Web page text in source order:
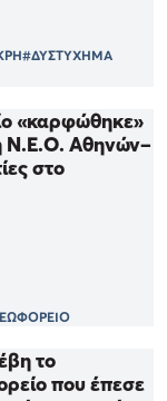
#ΔΥΣΤΥΧΗΜΑ
«καρφώθηκε»
Ν.Ε.Ο. Αθηνών–
στο
το
που έπεσε